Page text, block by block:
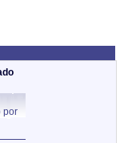
por